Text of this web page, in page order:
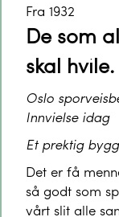
Fra 1932
De som
skal hvile.
Oslo
Innvielse idag
Et prektig
Det er få
så godt som
vårt slit alle